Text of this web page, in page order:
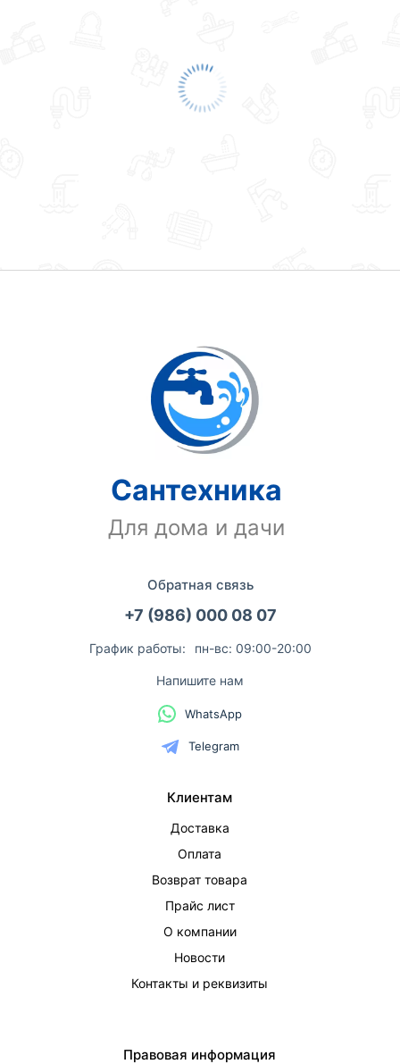
Сантехника
Для дома и дачи
Обратная связь
+7 (986) 000 08 07
График работы: пн-вс: 09:00-20:00
Напишите нам
WhatsApp
Telegram
Клиентам
Доставка
Оплата
Возврат товара
Прайс лист
О компании
Новости
Контакты и реквизиты
Правовая информация